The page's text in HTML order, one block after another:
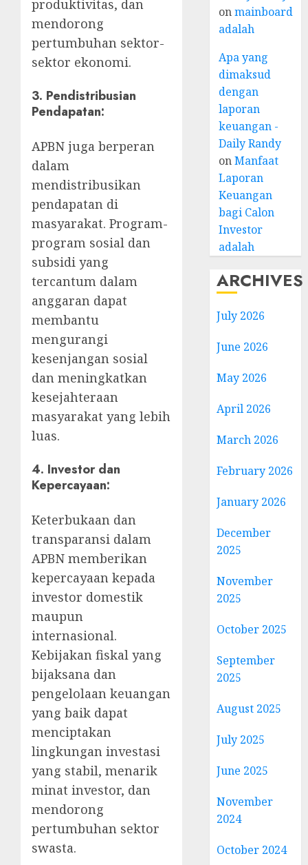
produktivitas, dan
mendorong
pertumbuhan sektor-
sektor ekonomi.
3. Pendistribusian
Pendapatan:
APBN juga berperan
dalam
mendistribusikan
pendapatan di
masyarakat. Program-
program sosial dan
subsidi yang
tercantum dalam
anggaran dapat
membantu
mengurangi
kesenjangan sosial
dan meningkatkan
kesejahteraan
masyarakat yang lebih
luas.
4. Investor dan
Kepercayaan:
Keterbukaan dan
transparansi dalam
APBN memberikan
kepercayaan kepada
investor domestik
maupun
internasional.
Kebijakan fiskal yang
bijaksana dan
pengelolaan keuangan
yang baik dapat
menciptakan
lingkungan investasi
yang stabil, menarik
minat investor, dan
mendorong
pertumbuhan sektor
swasta.
onmainboard
adalah
Apa yang
dimaksud
dengan
laporan
keuangan -
Daily Randy
onManfaat
Laporan
Keuangan
bagi Calon
Investor
adalah
ARCHIVES
July 2026
June 2026
May 2026
April 2026
March 2026
February 2026
January 2026
December
2025
November
2025
October 2025
September
2025
August 2025
July 2025
June 2025
November
2024
October 2024